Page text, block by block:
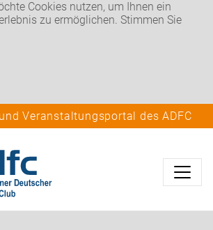
Cookies nutzen, um Ihnen ein
zu ermöglichen. Stimmen Sie
Veranstaltungsportal des ADFC